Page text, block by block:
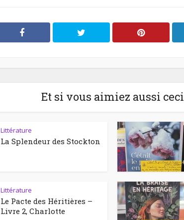
Et si vous aimiez aussi ceci
Littérature
La Splendeur des Stockton
Littérature
Le Pacte des Héritières –
Livre 2, Charlotte